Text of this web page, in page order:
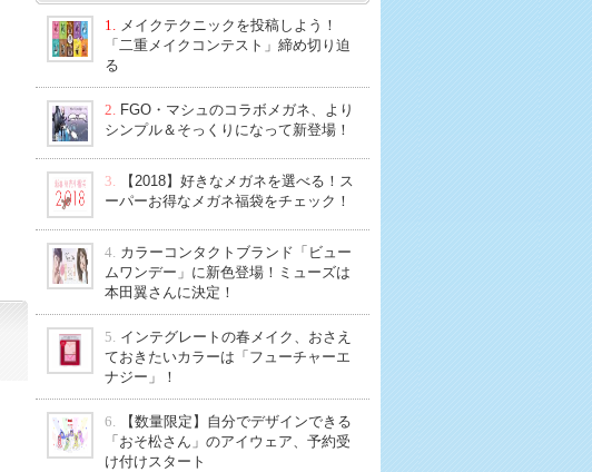
1.
メイクテクニックを投稿しよう！
「二重メイクコンテスト」締め切り迫
る
2. FGO・マシュのコラボメガネ、より
シンプル＆そっくりになって新登場！
3.
【2018】好きなメガネを選べる！ス
ーパーお得なメガネ福袋をチェック！
4. カラーコンタクトブランド「ビュー
ムワンデー」に新色登場！ミューズは
本田翼さんに決定！
5. インテグレートの春メイク、おさえ
ておきたいカラーは「フューチャーエ
ナジー」！
6.
【数量限定】自分でデザインできる
「おそ松さん」のアイウェア、予約受
け付けスタート